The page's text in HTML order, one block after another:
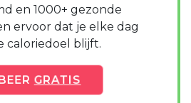
en 1000+ gezonde
ervoor dat je elke dag
caloriedoel blijft.
GRATIS